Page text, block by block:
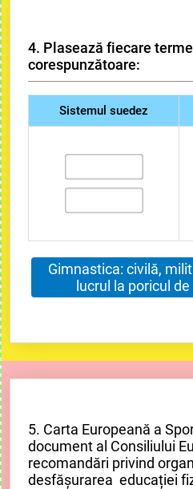
4. Plasează fiecare
corespunzătoare:
Sistemul suedez
Gimnastica: civilă,
lucrul la poricul
5. Carta Europeană a
document al Consiliului
recomandări privind
desfășurarea educației